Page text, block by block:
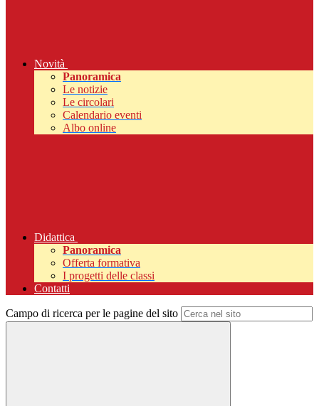
Novità
Panoramica
Le notizie
Le circolari
Calendario eventi
Albo online
Didattica
Panoramica
Offerta formativa
I progetti delle classi
Contatti
Campo di ricerca per le pagine del sito